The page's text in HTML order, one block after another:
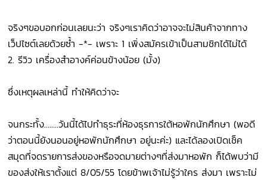
จริงๆขอบอกก่อนเลยนะว่า จริงๆเราคิดว่าอาจจะไม่สินค้าจากทาง
เว็ปไซต์เลยด้วยซ้ำ -*- เพราะ 1 เพิ่งสมัครเข้าเป็นสามชิกได้ไม่ได้
2. รีวิว เครื่องสำอางค์ค่อนข้างน้อย (มั้ง)
ซึ่งเหตุผลเหล่านี้ ทำให้คิดว่าจะ
จนกระทั้ง........วันนี้ได้ไปทำธุระที่ห้องธุรการใต้หอพักนักศึกษา (พอดี
ว่าตอนนี้ยังนอนอยู่หอพักนักศึกษา อยู่นะค่ะ) และได้ลองเปิดเช็ค
สมุดที่จดรายการส่งของหรือจดมายต่างๆที่ส่งมาหอพัก ก็ได้พบว่ามี
ของส่งให้เราตั้งแต่ 8/05/55 โดยข้าพเจ้าไม่รู้ว่าใคร ส่งมา เพราะไม่